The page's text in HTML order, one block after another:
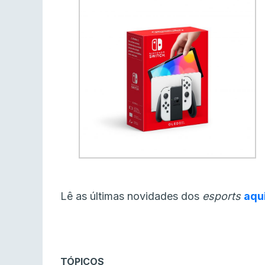
Lê as últimas novidades dos esports
TÓPICOS